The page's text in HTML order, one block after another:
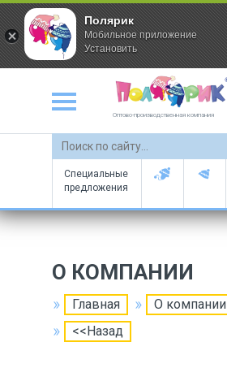
Оптово-производственная компания
Специальные
предложения
О КОМПАНИИ
Главная
О компании
<<Назад
Полярик
Мобильное приложение
Установить